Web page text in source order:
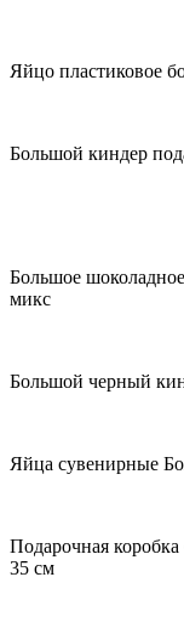
Яйцо пластиковое
Большой киндер
Большое
микс
Большой черный
Яйца сувенирные
Подарочная
35 см